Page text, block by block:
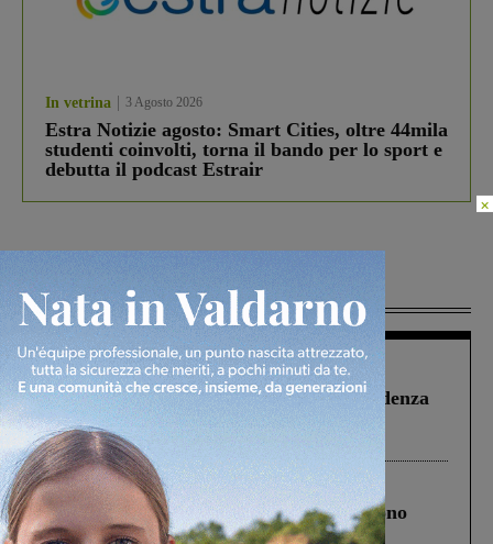
In vetrina 3 Agosto 2026
Estra Notizie agosto: Smart Cities, oltre 44mila
studenti coinvolti, torna il bando per lo sport e
debutta il podcast Estrair
Più lette
Figline Incisa Valdarno 1 Agosto 2026
Piscina di Figline finanziata oltre la scadenza
Pnrr, il gruppo di Fratelli d’Italia: “Un
ringraziamento al Governo”
Cronaca 4 Agosto 2026
Un anno fa la strage in A1 in cui morirono
Gianni, Giulia e Franco. Lo schianto, il
×